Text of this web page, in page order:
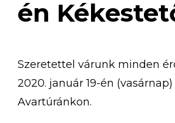
én
Szeretettel várunk minden
2020. január 19-én (vasárnap)
Avartúránkon.